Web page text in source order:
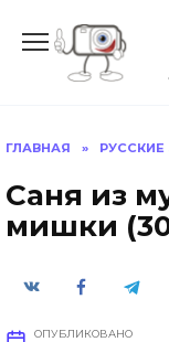
содержанию
ГЛАВНАЯ » РУССКИЕ
Саня из
мишки
ОПУБЛИКОВАНО